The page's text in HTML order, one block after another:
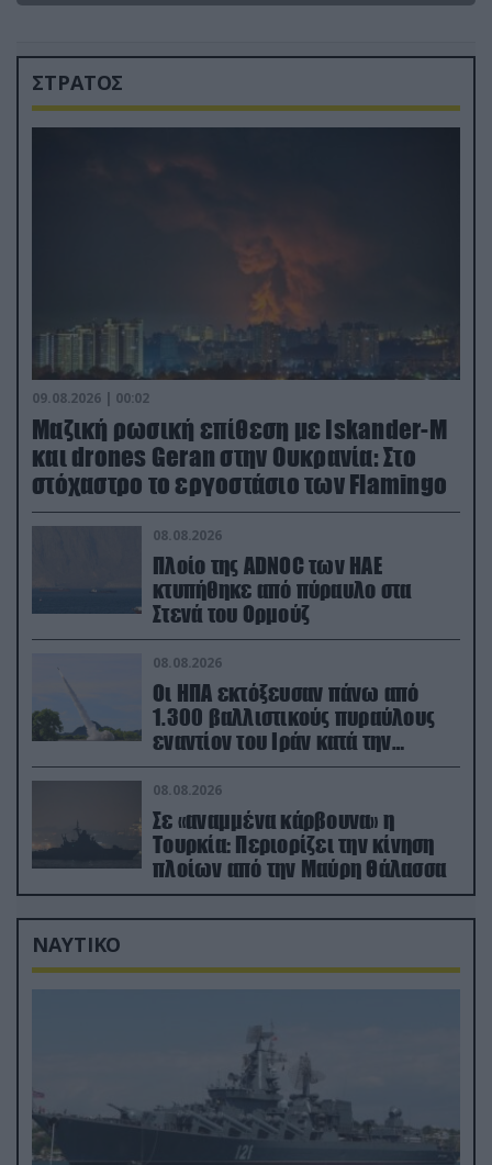
ΣΤΡΑΤΟΣ
09.08.2026 | 00:02
Μαζική ρωσική επίθεση με Iskander-M
και drones Geran στην Ουκρανία: Στο
στόχαστρο το εργοστάσιο των Flamingo
08.08.2026
Πλοίο της ADNOC των ΗΑΕ
κτυπήθηκε από πύραυλο στα
Στενά του Ορμούζ
08.08.2026
Οι ΗΠΑ εκτόξευσαν πάνω από
1.300 βαλλιστικούς πυραύλους
εναντίον του Ιράν κατά την
διάρκεια του πολέμου
08.08.2026
Σε «αναμμένα κάρβουνα» η
Τουρκία: Περιορίζει την κίνηση
πλοίων από την Μαύρη Θάλασσα
ΝΑΥΤΙΚΟ